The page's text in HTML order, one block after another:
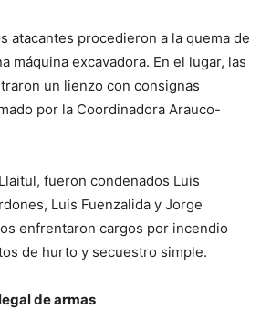
atacantes procedieron a la quema de
máquina excavadora. En el lugar, las
un lienzo con consignas
por la Coordinadora Arauco-
fueron condenados Luis
Luis Fuenzalida y Jorge
enfrentaron cargos por incendio
de hurto y secuestro simple.
de armas